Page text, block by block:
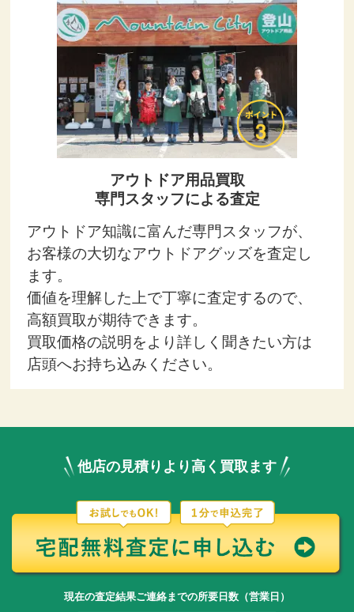
アウトドア用品買取
専門スタッフによる査定
アウトドア知識に富んだ専門スタッフが、
お客様の大切なアウトドアグッズを査定し
ます。
価値を理解した上で丁寧に査定するので、
高額買取が期待できます。
買取価格の説明をより詳しく聞きたい方は
店頭へお持ち込みください。
他店の見積りより高く買取ます
現在の査定結果ご連絡までの所要日数（営業日）